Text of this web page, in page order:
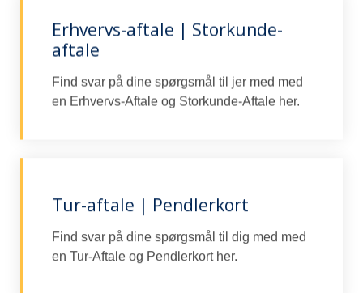
Erhvervs-aftale | Storkunde-
aftale
Find svar på dine spørgsmål til jer med med
en Erhvervs-Aftale og Storkunde-Aftale her.​
Tur-aftale | Pendlerkort
Find svar på dine spørgsmål til dig med med
en Tur-Aftale og Pendlerkort her.​